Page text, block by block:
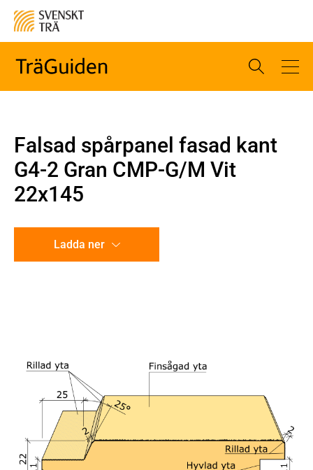
Falsad spårpanel fasad kant
G4-2 Gran CMP-G/M Vit
22x145
Ladda ner